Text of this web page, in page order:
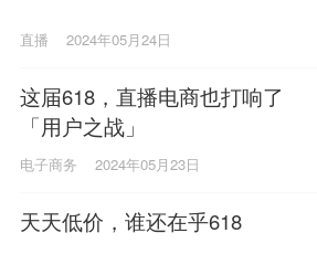
直播 2024年05月24日
这届618，直播电商也打响了
「用户之战」
电子商务 2024年05月23日
天天低价，谁还在乎618